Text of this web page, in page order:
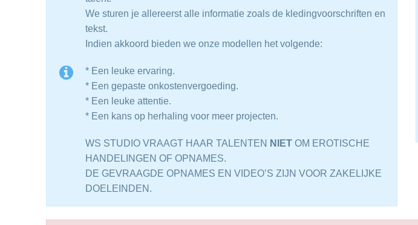
We sturen je allereerst alle informatie zoals de kledingvoorschriften en
tekst.
Indien akkoord bieden we onze modellen het volgende:
* Een leuke ervaring.
* Een gepaste onkostenvergoeding.
* Een leuke attentie.
* Een kans op herhaling voor meer projecten.
WS STUDIO VRAAGT HAAR TALENTEN NIET OM EROTISCHE
HANDELINGEN OF OPNAMES.
DE GEVRAAGDE OPNAMES EN VIDEO’S ZIJN VOOR ZAKELIJKE
DOELEINDEN.